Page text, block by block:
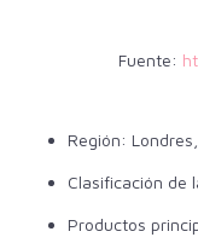
Fuente:
Región:
Clasificación de
Productos